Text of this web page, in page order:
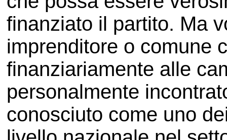
finanziato il partito. Ma
imprenditore o comune
finanziariamente alle
personalmente
conosciuto come uno